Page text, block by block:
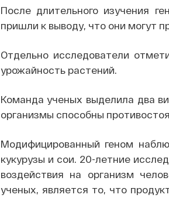
После длительного изучения
пришли к выводу, что они могут
Отдельно исследователи
урожайность растений.
Команда ученых выделила два
организмы способны
Модифицированный геном
кукурузы и сои. 20-летние
воздействия на организм
ученых, является то, что